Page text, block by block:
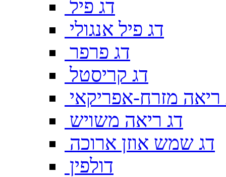
דג פיל
דג פיל אנגולי
דג פרפר
דג קריסטל
ריאה מזרח-אפריקאי
דג ריאה משויש
דג שמש אוזן ארוכה
דולפין